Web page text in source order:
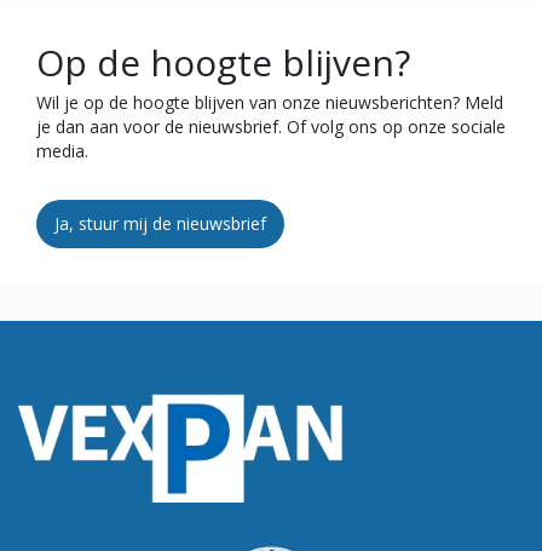
Op de hoogte blijven?
Wil je op de hoogte blijven van onze nieuwsberichten? Meld
je dan aan voor de nieuwsbrief. Of volg ons op onze sociale
media.
Ja, stuur mij de nieuwsbrief